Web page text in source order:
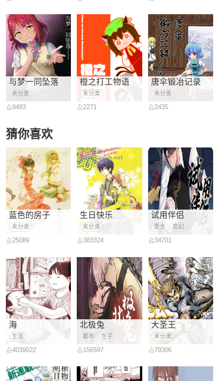
与梦一同坠落
未分类
8483
橙之打工物语
未分类
2271
唐伞锻冶记录
未分类
2435
猜你喜欢
蓝色的房子
未分类
25089
生日快乐
未分类
383324
试用伴侣
重生 玄幻
34701
海
生活
4039022
北极兔
都市 生子
156597
大圣王
未分类
79306